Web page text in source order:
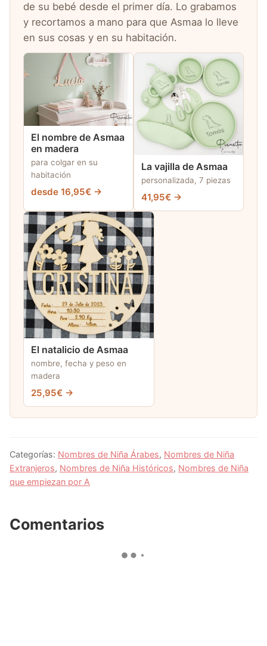
de su bebé desde el primer día. Lo grabamos
y recortamos a mano para que Asmaa lo lleve
en sus cosas y en su habitación.
El nombre de Asmaa
en madera
para colgar en su
habitación
desde 16,95€ →
La vajilla de Asmaa
personalizada, 7 piezas
41,95€ →
El natalicio de Asmaa
nombre, fecha y peso en
madera
25,95€ →
Categorías: Nombres de Niña Árabes, Nombres de Niña
Extranjeros, Nombres de Niña Históricos, Nombres de Niña
que empiezan por A
Comentarios